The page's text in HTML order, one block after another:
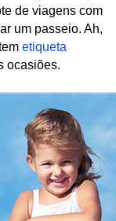
de viagens com
um passeio. Ah,
etiqueta
ocasiões.